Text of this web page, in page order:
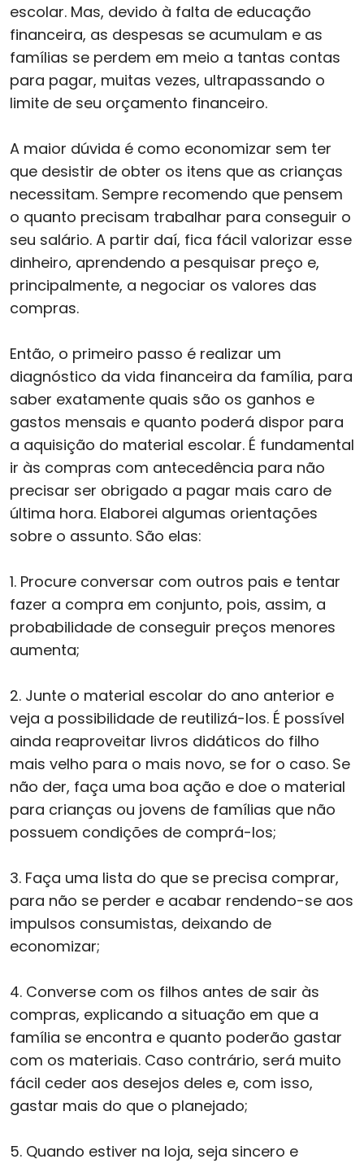
escolar. Mas, devido à falta de educação
financeira, as despesas se acumulam e as
famílias se perdem em meio a tantas contas
para pagar, muitas vezes, ultrapassando o
limite de seu orçamento financeiro.
A maior dúvida é como economizar sem ter
que desistir de obter os itens que as crianças
necessitam. Sempre recomendo que pensem
o quanto precisam trabalhar para conseguir o
seu salário. A partir daí, fica fácil valorizar esse
dinheiro, aprendendo a pesquisar preço e,
principalmente, a negociar os valores das
compras.
Então, o primeiro passo é realizar um
diagnóstico da vida financeira da família, para
saber exatamente quais são os ganhos e
gastos mensais e quanto poderá dispor para
a aquisição do material escolar. É fundamental
ir às compras com antecedência para não
precisar ser obrigado a pagar mais caro de
última hora. Elaborei algumas orientações
sobre o assunto. São elas:
1. Procure conversar com outros pais e tentar
fazer a compra em conjunto, pois, assim, a
probabilidade de conseguir preços menores
aumenta;
2. Junte o material escolar do ano anterior e
veja a possibilidade de reutilizá-los. É possível
ainda reaproveitar livros didáticos do filho
mais velho para o mais novo, se for o caso. Se
não der, faça uma boa ação e doe o material
para crianças ou jovens de famílias que não
possuem condições de comprá-los;
3. Faça uma lista do que se precisa comprar,
para não se perder e acabar rendendo-se aos
impulsos consumistas, deixando de
economizar;
4. Converse com os filhos antes de sair às
compras, explicando a situação em que a
família se encontra e quanto poderão gastar
com os materiais. Caso contrário, será muito
fácil ceder aos desejos deles e, com isso,
gastar mais do que o planejado;
5. Quando estiver na loja, seja sincero e